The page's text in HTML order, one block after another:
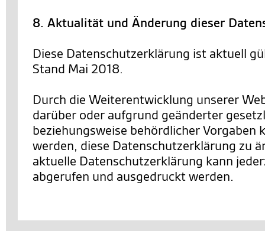
8. Aktualität und Änderung dieser
Diese Datenschutzerklärung ist aktuell
Stand Mai 2018.
Durch die Weiterentwicklung unserer
darüber oder aufgrund geänderter
beziehungsweise behördlicher Vorgaben
werden, diese Datenschutzerklärung zu
aktuelle Datenschutzerklärung kann
abgerufen und ausgedruckt werden.